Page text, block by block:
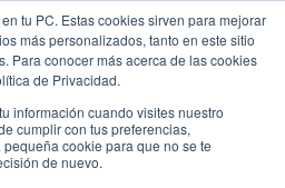
tu PC. Estas cookies sirven para mejorar
más personalizados, tanto en este sitio
Para conocer más acerca de las cookies
de Privacidad.
información cuando visites nuestro
cumplir con tus preferencias,
cookie para que no se te
de nuevo.